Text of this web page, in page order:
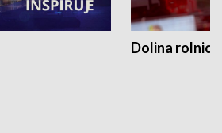
Dolina